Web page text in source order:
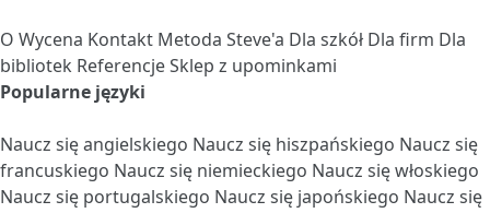
O Wycena Kontakt Metoda Steve'a Dla szkół Dla firm Dla
bibliotek ReferencjeSklep z upominkami
Popularne języki
Naucz się angielskiego Naucz się hiszpańskiego Naucz się
francuskiego Naucz się niemieckiego Naucz się włoskiego
Naucz się portugalskiego Naucz się japońskiego Naucz się